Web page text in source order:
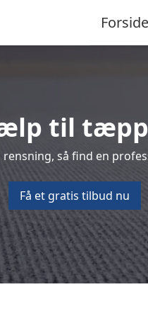
Forside
til
så find en
Få et gratis tilbud nu